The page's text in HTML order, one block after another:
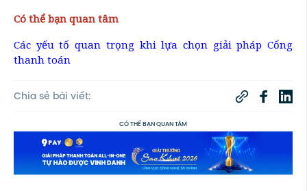
Có thể bạn quan tâm
Các yếu tố quan trọng khi lựa chọn giải pháp Cổng
thanh toán
Chia sẻ bài viết:
CÓ THỂ BẠN QUAN TÂM